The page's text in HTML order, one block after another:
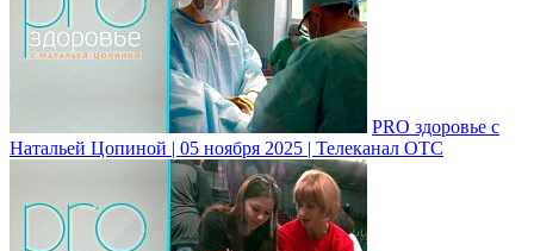
PRO здоровье с
Натальей Цопиной | 05 ноября 2025 | Телеканал ОТС